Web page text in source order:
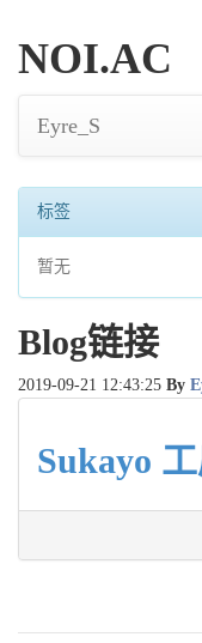
NOI.AC
Eyre_S
标签
暂无
Blog链接
2019-09-21 12:43:25 By
Sukayo